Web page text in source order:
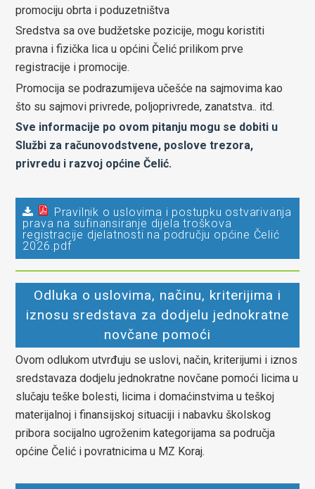
promociju obrta i poduzetništva
Sredstva sa ove budžetske pozicije, mogu koristiti
pravna i fizička lica u općini Čelić prilikom prve
registracije i promocije.
Promocija se podrazumijeva učešće na sajmovima kao
što su sajmovi privrede, poljoprivrede, zanatstva.. itd.
Sve informacije po ovom pitanju mogu se dobiti u
Službi za računovodstvene, poslove trezora,
privredu i razvoj općine Čelić.
Pravilnik o uslovima i postupku ostvarivanja
prava na sufinansiranje dijela troškova
registracije djelatnosti na području općine Čelić
2026.pdf
Odluka o uslovima, načinu, kriterijima i
iznosu sredstava za dodjelu jednokratne
novčane pomoći
Ovom odlukom utvrđuju se uslovi, način, kriterijumi i iznos
sredstavaza dodjelu jednokratne novčane pomoći licima u
slučaju teške bolesti, licima i domaćinstvima u teškoj
materijalnoj i finansijskoj situaciji i nabavku školskog
pribora socijalno ugroženim kategorijama sa područja
općine Čelić i povratnicima u MZ Koraj.